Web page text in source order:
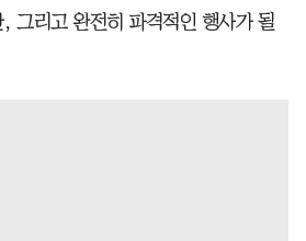
그리고 완전히 파격적인 행사가 될